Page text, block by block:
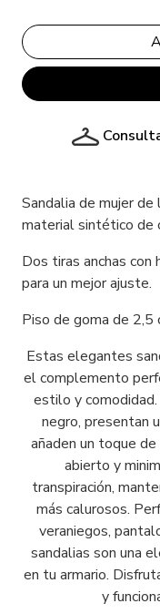
Sandalia de mujer de
material sintético de
Dos tiras anchas
para un mejor ajuste.
Piso de goma de 2,5
Estas elegantes
el complemento
estilo y
negro, presentan
añaden un toque
abierto y
transpiración,
más calurosos.
veraniegos,
sandalias son una
en tu armario.
y